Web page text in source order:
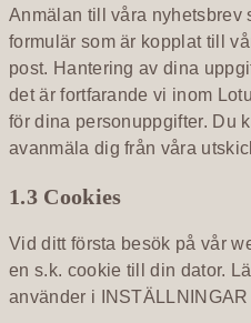
Anmälan till våra nyhetsbrev
formulär som är kopplat till
post. Hantering av dina
det är fortfarande vi inom
för dina personuppgifter. Du
avanmäla dig från våra
1.3 Cookies
Vid ditt första besök på vår
en s.k. cookie till din dator.
använder i